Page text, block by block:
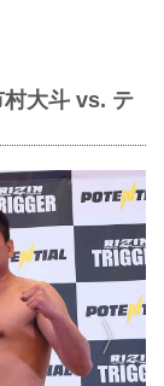
大斗 vs. テ